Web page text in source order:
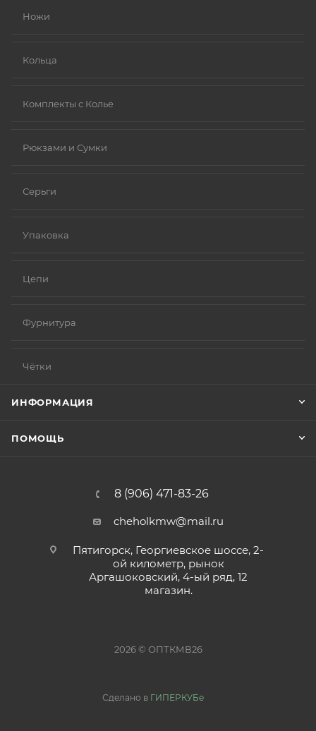
Ножи
Кольца
Комплекты с Колье
Рюкзами и Сумки
Серьги
Упаковка
Цепи
Фурнитура
Чётки
ИНФОРМАЦИЯ
ПОМОЩЬ
8 (906) 471-83-26
cheholkmw@mail.ru
Пятигорск, Георгиевское шоссе, 2-
ой километр, рынок
Аргашоковский, 4-ый ряд, 12
магазин.
2026 © ОПТКМВ26
Сделано в ГИПЕРКУБе